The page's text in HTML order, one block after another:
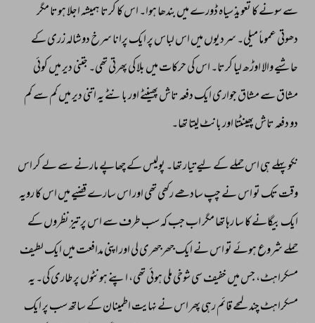
سے سونے کا تعویذ سیاہ ڈورے میں بندھا ہوا۔ اس کا کرتا ہمیشہ اجلا ہوتا مگر
دھوتی عموماً میلی۔ سردیوں میں اس لباس پر ایک پرانا سرخ دوشالہ زری کے
حاشیے والا اوڑھ لیا کرتا۔ اس کی حرکات میں بلا کی پھرتی تھی۔ جتنی دیر میں کوئی
مشاق سے مشاق جواری ایک دفعہ تاش پھینٹے اور بانٹے یہ اتنی دیر میں کم سے کم
دو دفعہ تاش پھینٹتا اور بانٹ لیتا تھا۔
نکو پہلے ہی اس حملے کے لیے تیار تھا۔ پولیس کے چھاپے مارنے سے لے کر اس
وقت تک تو اس نے چپ سادھے رکھی تھی اور اس سارے قضیے میں اس کا رویہ
ایک بیگانے کا سا رہا تھا مگر اب جب کہ سب طرف سے اس پر تیز نظروں کے
حملے شروع ہوئے تو اس نے ایک جھرجھری لی اور اپنی مدافعت میں ایک لطیف
مسکراہٹ، جس میں خفیف سی شوخی ملی ہوئی تھی، اپنے ہونٹوں پر طاری کی۔ یہ
مسکراہٹ چند لمحے قائم رہی پھر اس نے نہایت اطمینان کے ساتھ سب پر ایک